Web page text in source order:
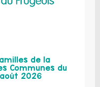
de la
Communes du
2026